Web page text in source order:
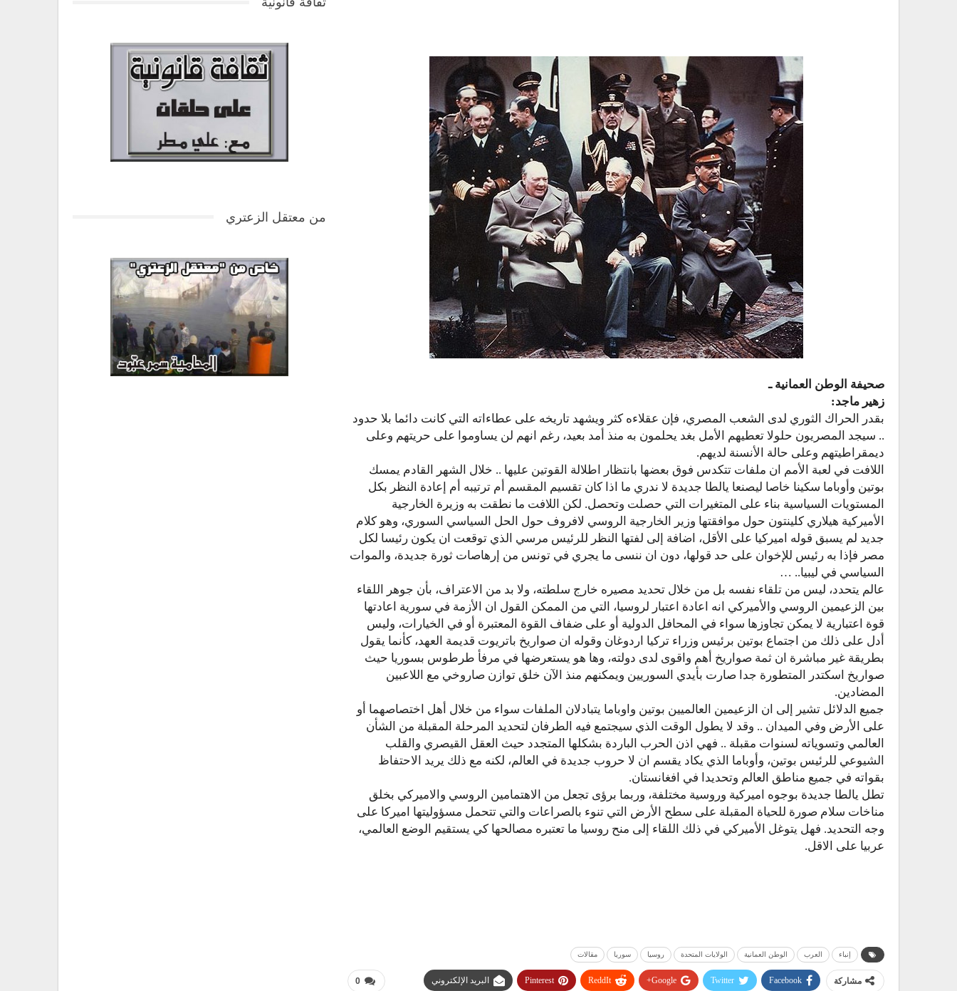
صحيفة الوطن العمانية ـ
زهير ماجد:
بقدر الحراك الثوري لدى الشعب المصري، فإن عقلاءه كثر ويشهد تاريخه على عطاءاته التي كانت دائما بلا حدود
.. سيجد المصريون حلولا تعطيهم الأمل بغد يحلمون به منذ أمد بعيد، رغم انهم لن يساوموا على حريتهم وعلى
ديمقراطيتهم وعلى حالة الأنسنة لديهم.
اللافت في لعبة الأمم ان ملفات تتكدس فوق بعضها بانتظار اطلالة القوتين عليها .. خلال الشهر القادم يمسك
بوتين وأوباما سكينا خاصا ليصنعا يالطا جديدة لا ندري ما اذا كان تقسيم المقسم أم ترتيبه أم إعادة النظر بكل
المستويات السياسية بناء على المتغيرات التي حصلت وتحصل. لكن اللافت ما نطقت به وزيرة الخارجية
الأميركية هيلاري كلينتون حول موافقتها وزير الخارجية الروسي لافروف حول الحل السياسي السوري، وهو كلام
جديد لم يسبق قوله اميركيا على الأقل، اضافة إلى لفتها النظر للرئيس مرسي الذي توقعت ان يكون رئيسا لكل
مصر فإذا به رئيس للإخوان على حد قولها، دون ان ننسى ما يجري في تونس من إرهاصات ثورة جديدة، والموات
السياسي في ليبيا.. …
عالم يتحدد، ليس من تلقاء نفسه بل من خلال تحديد مصيره خارج سلطته، ولا بد من الاعتراف، بأن جوهر اللقاء
بين الزعيمين الروسي والأميركي انه اعادة اعتبار لروسيا، التي من الممكن القول ان الأزمة في سورية اعادتها
قوة اعتبارية لا يمكن تجاوزها سواء في المحافل الدولية أو على ضفاف القوة المعتبرة أو في الخيارات، وليس
أدل على ذلك من اجتماع بوتين برئيس وزراء تركيا اردوغان وقوله ان صواريخ باتريوت قديمة العهد، كأنما يقول
بطريقة غير مباشرة ان ثمة صواريخ أهم واقوى لدى دولته، وها هو يستعرضها في مرفأ طرطوس بسوريا حيث
صواريخ اسكتدر المتطورة جدا صارت بأيدي السوريين ويمكنهم منذ الآن خلق توازن صاروخي مع اللاعبين
المضادين.
جميع الدلائل تشير إلى ان الزعيمين العالميين بوتين واوباما يتبادلان الملفات سواء من خلال أهل اختصاصهما أو
على الأرض وفي الميدان .. وقد لا يطول الوقت الذي سيجتمع فيه الطرفان لتحديد المرحلة المقبلة من الشأن
العالمي وتسوياته لسنوات مقبلة .. فهي اذن الحرب الباردة بشكلها المتجدد حيث العقل القيصري والقلب
الشيوعي للرئيس بوتين، وأوباما الذي يكاد يقسم ان لا حروب جديدة في العالم، لكنه مع ذلك يريد الاحتفاظ
بقواته في جميع مناطق العالم وتحديدا في افغانستان.
تطل يالطا جديدة بوجوه اميركية وروسية مختلفة، وربما برؤى تجعل من الاهتمامين الروسي والاميركي بخلق
مناخات سلام صورة للحياة المقبلة على سطح الأرض التي تنوء بالصراعات والتي تتحمل مسؤوليتها اميركا على
وجه التحديد. فهل يتوغل الأميركي في ذلك اللقاء إلى منح روسيا ما تعتبره مصالحها كي يستقيم الوضع العالمي،
عربيا على الاقل.
إنباء العرب الوطن العمانية الولايات المتحدة روسيا سوريا مقالات
0 مشاركة Facebook
Twitter
Google+
ReddIt
Pinterest البريد الإلكتروني
من معتقل الزعتري